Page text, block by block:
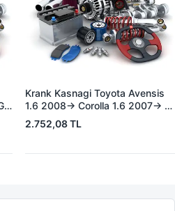
Krank Kasnagi Toyota Avensis
1.6 2008-> Corolla 1.6 2007->
Rav 4 2008-> Verso 1.6 2008->
| WAGENBURG 30033271 |
37020
2.752,08 TL